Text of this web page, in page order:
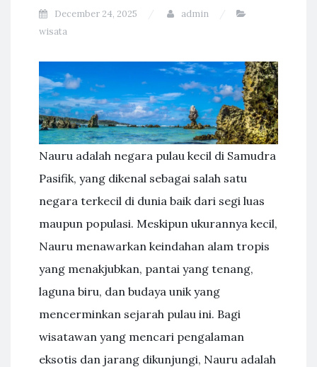
December 24, 2025
admin
wisata
Nauru adalah negara pulau kecil di Samudra
Pasifik, yang dikenal sebagai salah satu
negara terkecil di dunia baik dari segi luas
maupun populasi. Meskipun ukurannya kecil,
Nauru menawarkan keindahan alam tropis
yang menakjubkan, pantai yang tenang,
laguna biru, dan budaya unik yang
mencerminkan sejarah pulau ini. Bagi
wisatawan yang mencari pengalaman
eksotis dan jarang dikunjungi, Nauru adalah